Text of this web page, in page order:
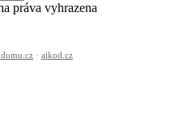
práva vyhrazena
· aikod.cz